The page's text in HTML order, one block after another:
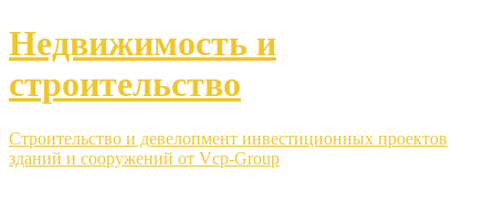
Недвижимость и
строительство
Строительство и девелопмент инвестиционных проектов
зданий и сооружений от Vcp-Group